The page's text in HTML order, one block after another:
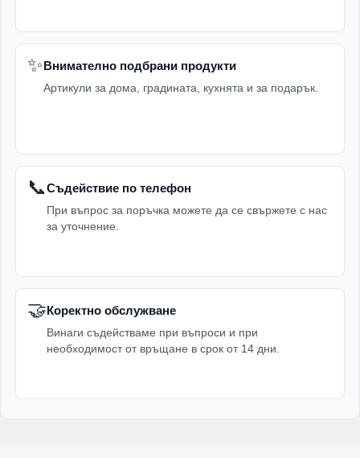
✨Внимателно подбрани продукти
Артикули за дома, градината, кухнята и за подарък.
📞Съдействие по телефон
При въпрос за поръчка можете да се свържете с нас
за уточнение.
🤝Коректно обслужване
Винаги съдействаме при въпроси и при
необходимост от връщане в срок от 14 дни.